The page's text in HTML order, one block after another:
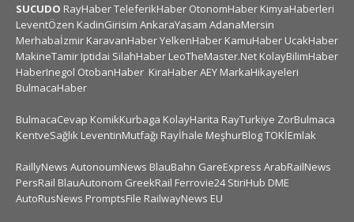
SUCUDO RayHaberTeleferikHaber OtonomHaber KimyaHaberleri
LeventÖzen KadinGirisim AnkaraYasam AdanaMersin
Merhabaİzmir KaravanHaberYelkenHaber KamuHaber UcakHaber
MakineTamir Iptidai SilahHaber LeoTheMaster.Net KolayBilimHaber
HaberInegol OtobanHaber KiraHaberAEY MarkaHikayeleri
BulmacaHaber
BulmacaCevap KomikKurbaga KolayHarita RayTurkiye ZorBulmaca
KentveSağlık LeventinMutfağı Rayİhale MeşhurBlogTOKİEmlak
RaillyNews AutonoumNews BlauBahn GareExpress ArabRailNews
PersRail BlauAutonom GreekRail Ferrovie24 StiriHub DME
AutoRusNews PromptsFile RailwayNews EU